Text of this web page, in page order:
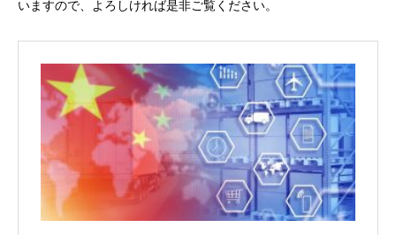
いますので、よろしければ是非ご覧ください。